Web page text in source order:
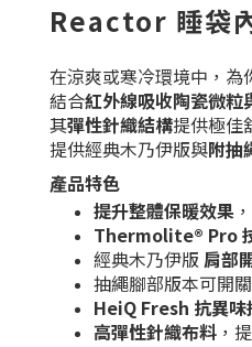
Reactor 睡袋
在涼爽或寒冷環境中，為
結合紅外線吸收陶瓷微
其彈性針織結構提供極佳
提供經典木乃伊版與附抽
產品特色
提升整體保暖效果
Thermolite® Pro
經典木乃伊版 肩部
抽繩腳部版本可開
HeiQ Fresh 抗異味
高彈性針織布料 ，